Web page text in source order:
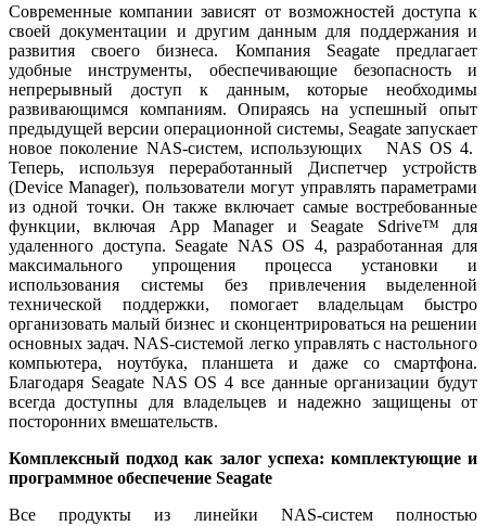
Современные компании зависят от возможностей доступа к
своей документации и другим данным для поддержания и
развития своего бизнеса. Компания Seagate предлагает
удобные инструменты, обеспечивающие безопасность и
непрерывный доступ к данным, которые необходимы
развивающимся компаниям. Опираясь на успешный опыт
предыдущей версии операционной системы, Seagate запускает
новое поколение NAS-систем, использующих NAS OS 4.
Теперь, используя переработанный Диспетчер устройств
(Device Manager), пользователи могут управлять параметрами
из одной точки. Он также включает самые востребованные
функции, включая App Manager и Seagate Sdrive™ для
удаленного доступа. Seagate NAS OS 4, разработанная для
максимального упрощения процесса установки и
использования системы без привлечения выделенной
технической поддержки, помогает владельцам быстро
организовать малый бизнес и сконцентрироваться на решении
основных задач. NAS-системой легко управлять с настольного
компьютера, ноутбука, планшета и даже со смартфона.
Благодаря Seagate NAS OS 4 все данные организации будут
всегда доступны для владельцев и надежно защищены от
посторонних вмешательств.
Комплексный подход как залог успеха: комплектующие и
программное обеспечение Seagate
Все продукты из линейки NAS-систем полностью